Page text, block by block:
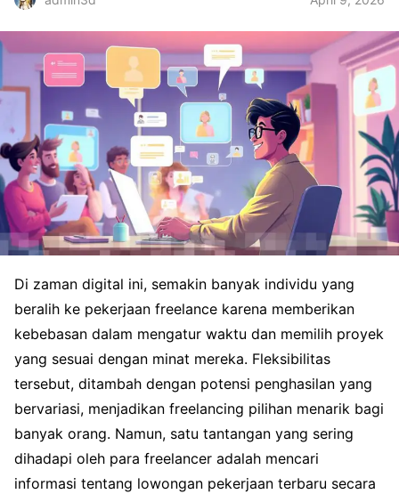
Di zaman digital ini, semakin banyak individu yang
beralih ke pekerjaan freelance karena memberikan
kebebasan dalam mengatur waktu dan memilih proyek
yang sesuai dengan minat mereka. Fleksibilitas
tersebut, ditambah dengan potensi penghasilan yang
bervariasi, menjadikan freelancing pilihan menarik bagi
banyak orang. Namun, satu tantangan yang sering
dihadapi oleh para freelancer adalah mencari
informasi tentang lowongan pekerjaan terbaru secara